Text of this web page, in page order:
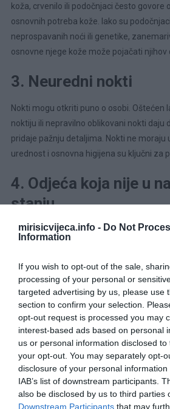
mirisicvijeca.info - Do Not
Information
If you wish to opt-out of the sale,
processing of your personal or
targeted advertising by us, please use
section to confirm your selection.
opt-out request is processed you may
interest-based ads based on personal
us or personal information disclosed
your opt-out. You may separately opt-
disclosure of your personal
IAB’s list of downstream participants.
also be disclosed by us to third parties
Downstream Participants that may
koža, crvenilo ili podočnjaci često govore
osnovnih potreba kože. Iako su
neprospavanih noći ili genetike,
osnovne njege kože može pojačati njihov
3. Neuredni nokti
Nokti mogu otkriti puno o osobi. Oštećen
noktiju ili nepravilno oblikovani nokti daju
pridaje pažnju detaljima. Nokti ne moraju
urednost i osnovna higijena su ključni za
4. Odjeća koja nije u
stanju
Odjeća koja je zgužvana, s mrljama ili
Čak i ako osoba nosi stariju odjeću, bitno
Neurednost u odijevanju teško se
sugovornici odmah primijete.
5. Neorganizirana
Ženska torba često je ogledalo
torbi razbacane, papiri izgužvani, a
mobitela traje predugo, to može ostaviti
poteškoća s organizacijom u širem